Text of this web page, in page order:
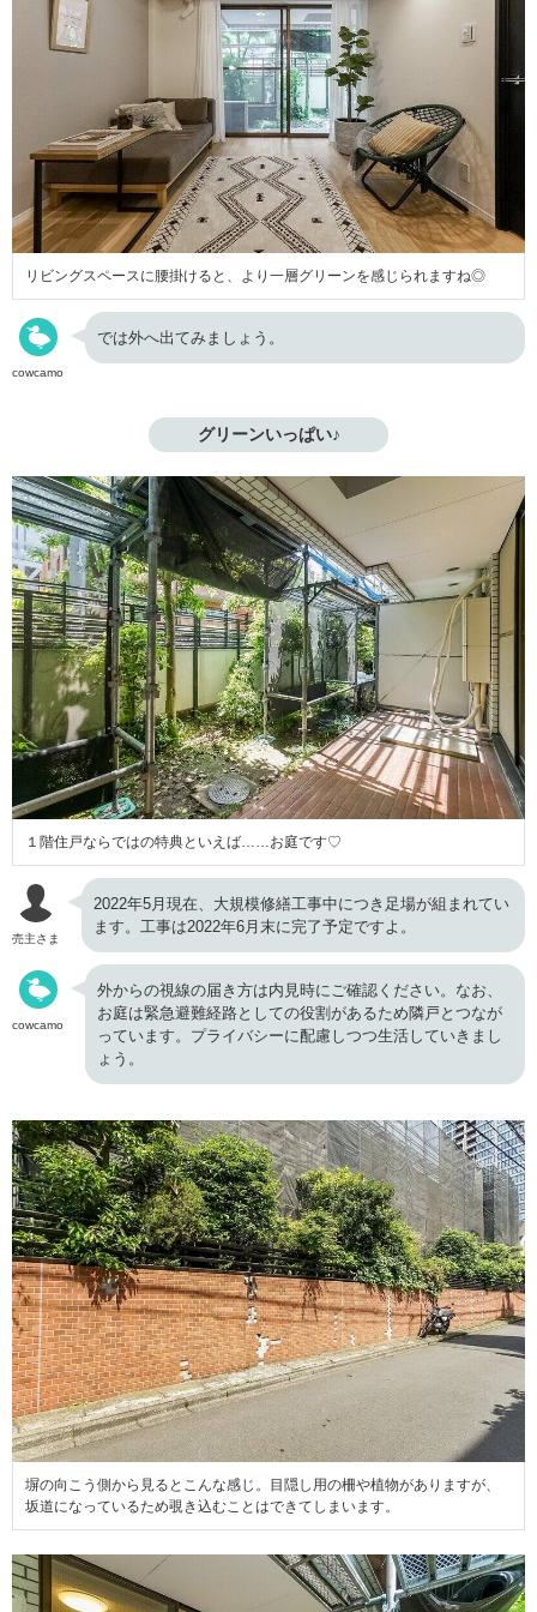
リビングスペースに腰掛けると、より一層グリーンを感じられますね◎
cowcamo
では外へ出てみましょう。
グリーンいっぱい♪
１階住戸ならではの特典といえば……お庭です♡
売主さま
2022年5月現在、大規模修繕工事中につき足場が組まれてい
ます。工事は2022年6月末に完了予定ですよ。
cowcamo
外からの視線の届き方は内見時にご確認ください。なお、
お庭は緊急避難経路としての役割があるため隣戸とつなが
っています。プライバシーに配慮しつつ生活していきまし
ょう。
塀の向こう側から見るとこんな感じ。目隠し用の柵や植物がありますが、
坂道になっているため覗き込むことはできてしまいます。